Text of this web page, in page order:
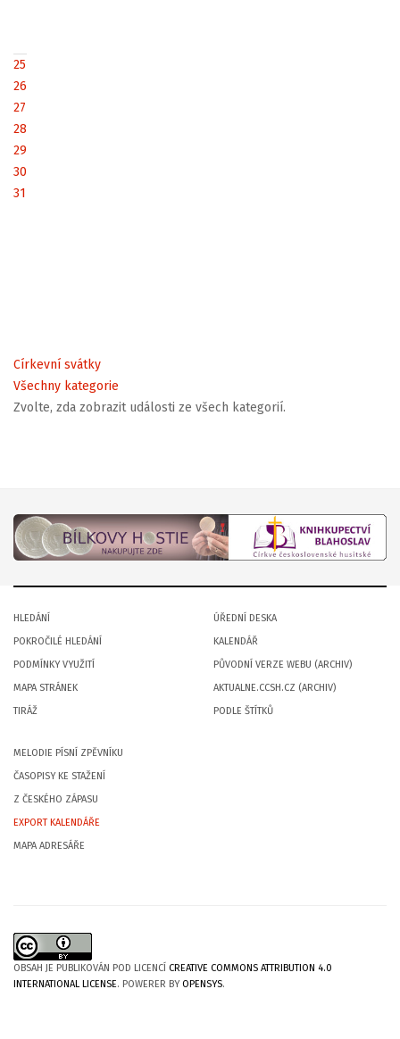
25
26
27
28
29
30
31
Církevní svátky
Všechny kategorie
Zvolte, zda zobrazit události ze všech kategorií.
HLEDÁNÍ
POKROČILÉ HLEDÁNÍ
PODMÍNKY VYUŽITÍ
MAPA STRÁNEK
TIRÁŽ
ÚŘEDNÍ DESKA
KALENDÁŘ
PŮVODNÍ VERZE WEBU (ARCHIV)
AKTUALNE.CCSH.CZ (ARCHIV)
PODLE ŠTÍTKŮ
MELODIE PÍSNÍ ZPĚVNÍKU
ČASOPISY KE STAŽENÍ
Z ČESKÉHO ZÁPASU
EXPORT KALENDÁŘE
MAPA ADRESÁŘE
OBSAH JE PUBLIKOVÁN POD LICENCÍ CREATIVE COMMONS ATTRIBUTION 4.0
INTERNATIONAL LICENSE. POWERER BYOPENSYS.